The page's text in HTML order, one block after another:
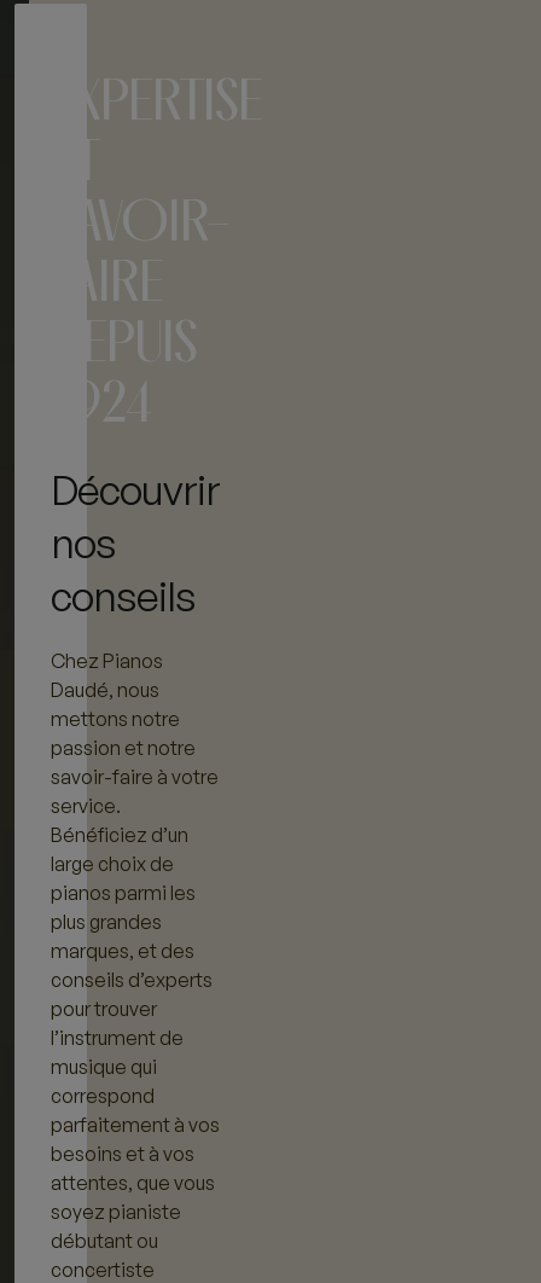
EXPERTISE
ET
SAVOIR-
FAIRE
DEPUIS
1924
Découvrir
nos
conseils
Chez Pianos
Daudé, nous
mettons notre
passion et notre
savoir-faire à votre
service.
Bénéficiez d’un
large choix de
pianos parmi les
plus grandes
marques, et des
conseils d’experts
pour trouver
l’instrument de
musique qui
correspond
parfaitement à vos
besoins et à vos
attentes, que vous
soyez pianiste
débutant ou
concertiste